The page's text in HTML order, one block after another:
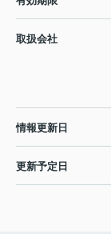
取扱会社
情報更新日
更新予定日